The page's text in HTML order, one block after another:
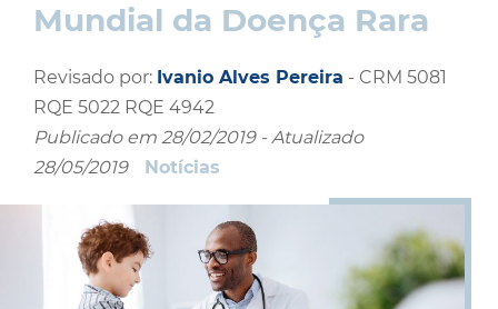
Mundial da Doença Rara
Revisado por: Ivanio Alves Pereira - CRM 5081
RQE 5022 RQE 4942
Publicado em 28/02/2019- Atualizado
28/05/2019
Notícias